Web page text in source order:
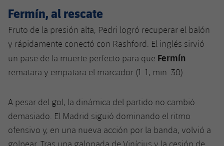
Fermín, al rescate
Fruto de la presión alta, Pedri logró recuperar el balón
y rápidamente conectó con Rashford. El inglés sirvió
un pase de la muerte perfecto para que Fermín
rematara y empatara el marcador (1-1, min. 38).
A pesar del gol, la dinámica del partido no cambió
demasiado. El Madrid siguió dominando el ritmo
ofensivo y, en una nueva acción por la banda, volvió a
golpear. Tras una galopada de Vinícius y la cesión de